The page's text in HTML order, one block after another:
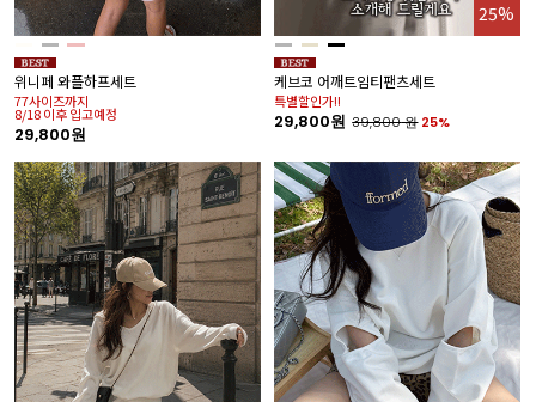
위니페 와플하프세트
77사이즈까지
8/18 이후 입고예정
29,800원
25%
케브코 어깨트임티팬츠세트
특별할인가!!
29,800원 39,800원 25%